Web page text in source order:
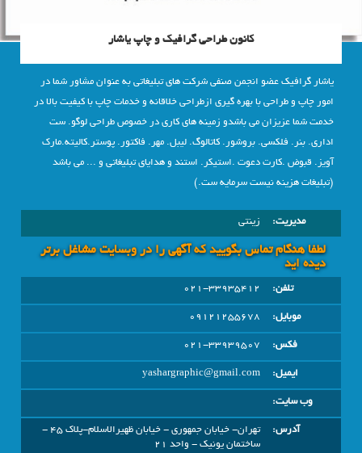
کانون طراحی گرافیک و چاپ یاشار
یاشار گرافیک عضو انجمن صنفی شرکت های تبلیغاتی به عنوان مشاور شما در
امور چاپ و طراحی با بهره گیری ازطراحی خلاقانه و خدمات چاپ با کیفیت بالا در
خدمت شما عزیزان می باشدو زمینه های کاری در خصوص طراحی لوگو. ست
اداری. بنر. فلکسی. بروشور. کاتالوگ. لیبل. مهر. فاکتور. پوستر.کالیته.مارک
آویز. قبوض .کارت دعوت .استیکر. استند و هدایای تبلیغاتی و ... می باشد
(تبلیغات هزینه نیست سرمایه ست.)
مدیریت: زینتی
لطفا هنگام تماس بگویید که آگهی را در وبسايت مشاغل برتر
دیده اید
تلفن:
021-33935412
موبایل:
09121255678
فکس:
021-33939507
ایمیل:
yashargraphic@gmail.com
وب سایت:
آدرس:
تهران- خیابان جمهوری - خیابان ظهیرالاسلام-پلاک 45 -
ساختمان یونیک - واحد 21